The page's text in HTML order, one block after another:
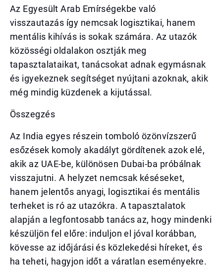
Az Egyesült Arab Emírségekbe való
visszautazás így nemcsak logisztikai, hanem
mentális kihívás is sokak számára. Az utazók
közösségi oldalakon osztják meg
tapasztalataikat, tanácsokat adnak egymásnak
és igyekeznek segítséget nyújtani azoknak, akik
még mindig küzdenek a kijutással.
Összegzés
Az India egyes részein tomboló özönvízszerű
esőzések komoly akadályt gördítenek azok elé,
akik az UAE-be, különösen Dubai-ba próbálnak
visszajutni. A helyzet nemcsak késéseket,
hanem jelentős anyagi, logisztikai és mentális
terheket is ró az utazókra. A tapasztalatok
alapján a legfontosabb tanács az, hogy mindenki
készüljön fel előre: induljon el jóval korábban,
kövesse az időjárási és közlekedési híreket, és
ha teheti, hagyjon időt a váratlan eseményekre.